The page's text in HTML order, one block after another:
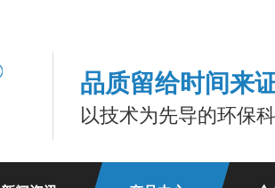
品质留给时间来
以技术为先导的环保